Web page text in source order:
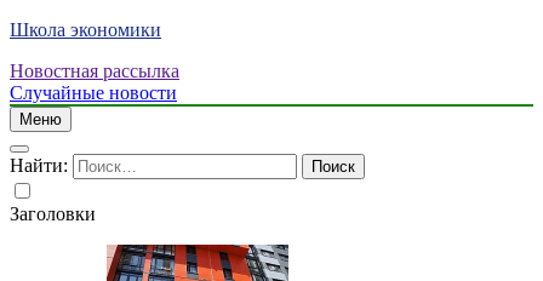
Школа экономики
Новостная рассылка
Случайные новости
Меню
Найти:
Заголовки